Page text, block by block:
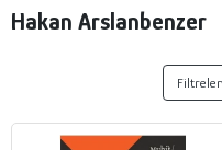
Hakan Arslanbenzer